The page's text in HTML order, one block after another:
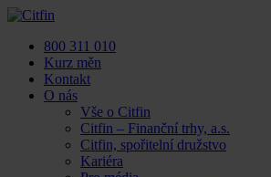
Skip
content800 311 010
Kurz měn
Kontakt
O nás
Vše o Citfin
Citfin – Finanční trhy, a.s.
Citfin, spořitelní družstvo
Kariéra